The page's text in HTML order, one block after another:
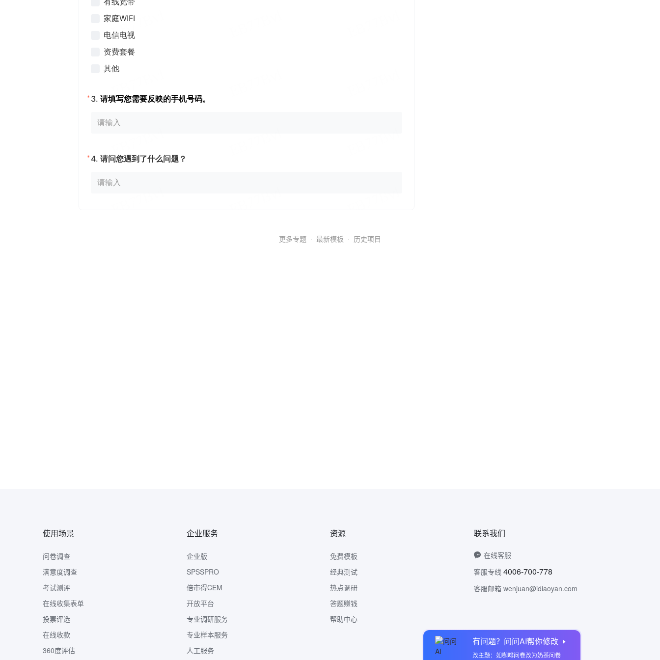
有问题？问问AI帮你修改
改主题：如咖啡问卷改为奶茶问卷
更多专题 · 最新模板 · 历史项目
使用场景
问卷调查
满意度调查
考试测评
在线收集表单
投票评选
在线收款
360度评估
企业服务
企业版
SPSSPRO
倍市得CEM
开放平台
专业调研服务
专业样本服务
人工服务
资源
免费模板
经典测试
热点调研
答题赚钱
帮助中心
联系我们
在线客服
客服专线 4006-700-778
客服邮箱 wenjuan@idiaoyan.com
问卷网公众号